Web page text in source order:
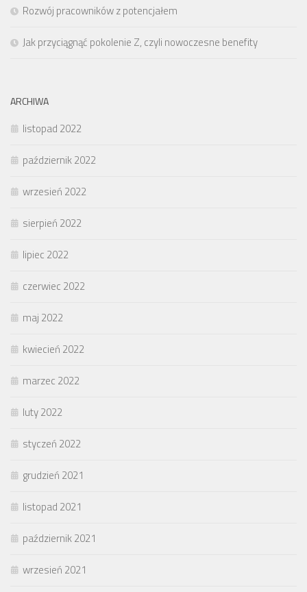
Rozwój pracowników z potencjałem
Jak przyciągnąć pokolenie Z, czyli nowoczesne benefity
ARCHIWA
listopad 2022
październik 2022
wrzesień 2022
sierpień 2022
lipiec 2022
czerwiec 2022
maj 2022
kwiecień 2022
marzec 2022
luty 2022
styczeń 2022
grudzień 2021
listopad 2021
październik 2021
wrzesień 2021